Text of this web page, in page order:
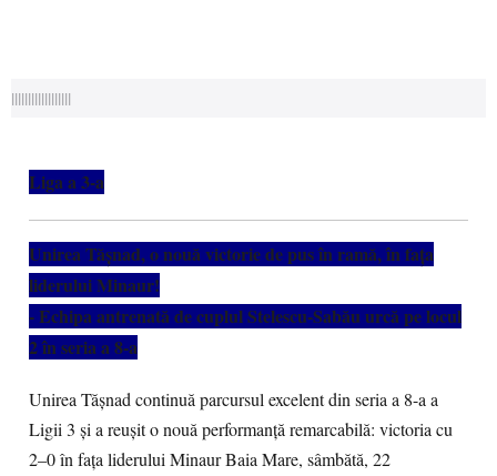
||||||||||||||||||
Liga a 3-a
Unirea Tășnad, o nouă victorie de pus în ramă, în fața
liderului Minaur!
- Echipa antrenată de cuplul Stelescu-Sabău urcă pe locul
2 în seria a 8-a
Unirea Tășnad continuă parcursul excelent din seria a 8-a a
Ligii 3 și a reușit o nouă performanță remarcabilă: victoria cu
2–0 în fața liderului Minaur Baia Mare, sâmbătă, 22